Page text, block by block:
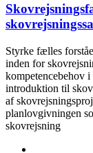
Styrke fælles
inden for
kompetencebehov
introduktion til
af
planlovgivningen
skovrejsning